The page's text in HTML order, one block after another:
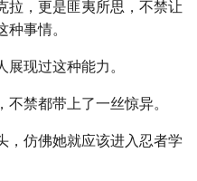
拉，更是匪夷所思，不禁让
事情。
现过这种能力。
禁都带上了一丝惊异。
，仿佛她就应该进入忍者学